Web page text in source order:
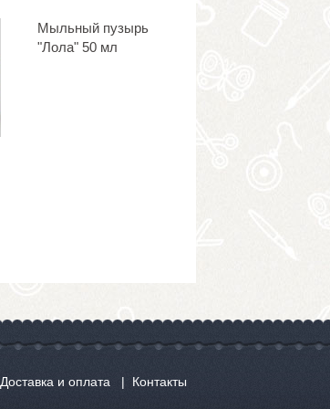
Мыльный пузырь
"Лола" 50 мл
Доставка и оплата Контакты